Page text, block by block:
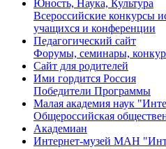
Юность, Наука, Культура
Всероссийские конкурсы
учащихся и конференции
Педагогический сайт
Форумы, семинары,
Сайт для родителей
Ими гордится Россия
Победители Программы
Малая академия наук
Общероссийская
Академиан
Интернет-музей МАН